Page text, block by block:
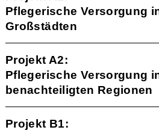
Pflegerische Versorgung
Großstädten
Projekt A2:
Pflegerische Versorgung
benachteiligten Regionen
Projekt B1: